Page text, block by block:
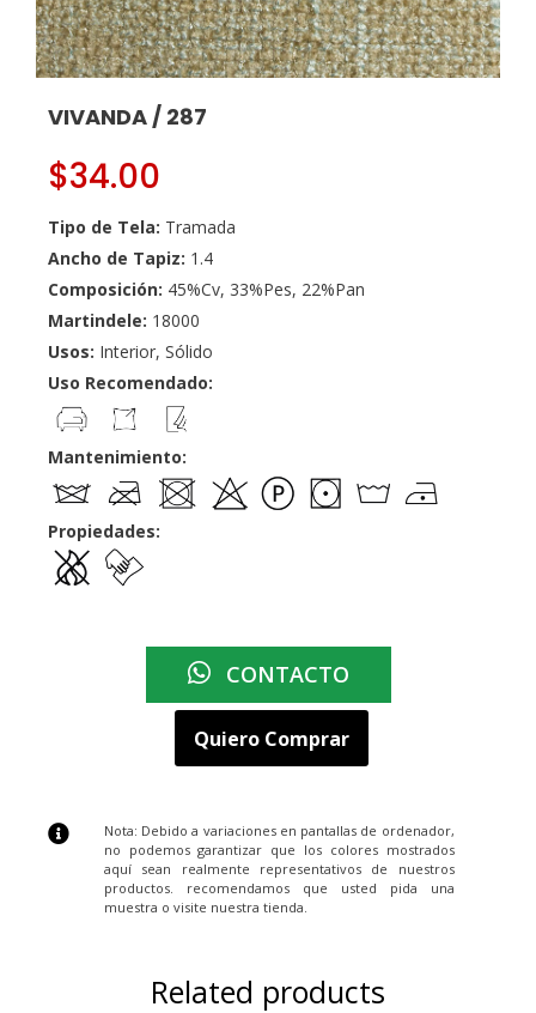
VIVANDA / 287
$34.00
Tipo de Tela: Tramada
Ancho de Tapiz: 1.4
Composición: 45%Cv, 33%Pes, 22%Pan
Martindele: 18000
Usos: Interior, Sólido
Uso Recomendado:
Mantenimiento:
Propiedades:
CONTACTO
Quiero Comprar
Nota: Debido a variaciones en pantallas de ordenador,
no podemos garantizar que los colores mostrados
aquí sean realmente representativos de nuestros
productos. recomendamos que usted pida una
muestra o visite nuestra tienda.
Related products